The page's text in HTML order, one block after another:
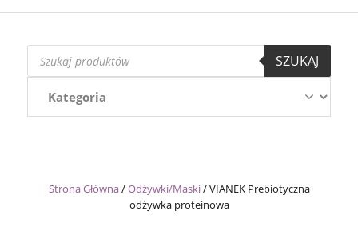
Wyszukiwarka
produktów
SZUKAJ
Strona Główna/Odżywki/Maski/VIANEK Prebiotyczna
odżywka proteinowa